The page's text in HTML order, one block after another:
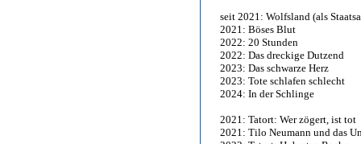
seit 2021: Wolfsland (als
2021: Böses Blut
2022: 20 Stunden
2022: Das dreckige Dutzend
2023: Das schwarze Herz
2023: Tote schlafen schlecht
2024: In der Schlinge
2021: Tatort: Wer zögert, ist tot
2021: Tilo Neumann und das